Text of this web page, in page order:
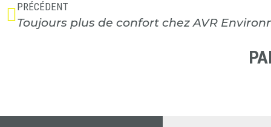
PRÉCÉDENT
Toujours plus de confort chez AVR